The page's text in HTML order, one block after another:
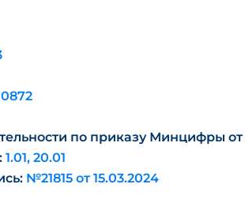
по приказу Минцифры от
1.01, 20.01
№21815 от 15.03.2024